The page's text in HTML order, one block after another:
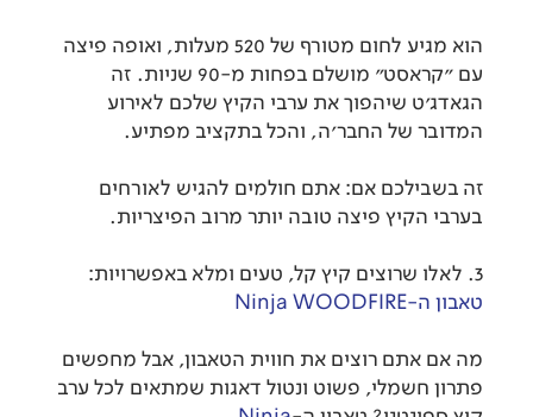
הוא מגיע לחום מטורף של 520 מעלות, ואופה פיצה
עם "קראסט" מושלם בפחות מ-90 שניות. זה
הגאדג'ט שיהפוך את ערבי הקיץ שלכם לאירוע
המדובר של החבר'ה, והכל בתקציב מפתיע.
זה בשבילכם אם: אתם חולמים להגיש לאורחים
בערבי הקיץ פיצה טובה יותר מרוב הפיצריות.
3. לאלו שרוצים קיץ קל, טעים ומלא באפשרויות:
טאבון ה-Ninja WOODFIRE
מה אם אתם רוצים את חווית הטאבון, אבל מחפשים
פתרון חשמלי, פשוט ונטול דאגות שמתאים לכל ערב